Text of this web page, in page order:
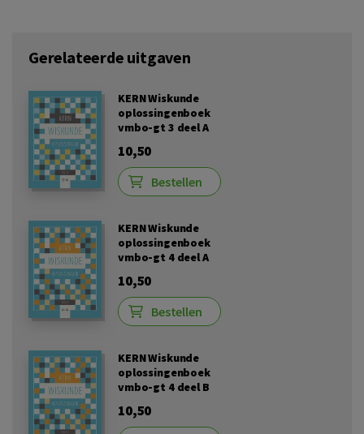
Gerelateerde uitgaven
KERN Wiskunde
oplossingenboek
vmbo-gt 3 deel A
10,50
Bestellen
KERN Wiskunde
oplossingenboek
vmbo-gt 4 deel A
10,50
Bestellen
KERN Wiskunde
oplossingenboek
vmbo-gt 4 deel B
10,50